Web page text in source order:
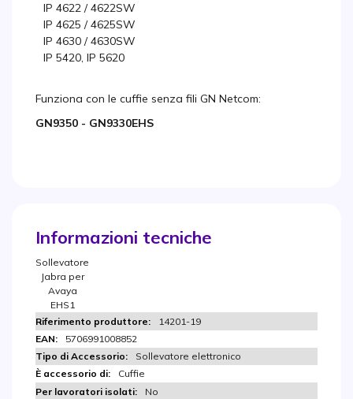
IP 4622 / 4622SW
IP 4625 / 4625SW
IP 4630 / 4630SW
IP 5420, IP 5620
Funziona con le cuffie senza fili GN Netcom:
GN9350 - GN9330EHS
Informazioni tecniche
Sollevatore
Jabra per
Avaya
EHS1
14201-19
5706991008852
Sollevatore elettronico
Cuffie
No